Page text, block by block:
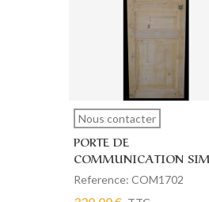
Afficher plus
Nous contacter
PORTE DE
COMMUNICATION
59 X 198
Reference: COM1702